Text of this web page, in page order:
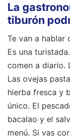
La
tiburón
Te van a hablar
Es una
comen a diario.
Las ovejas
hierba fresca y
único. El
bacalao y el
menú. Si vas